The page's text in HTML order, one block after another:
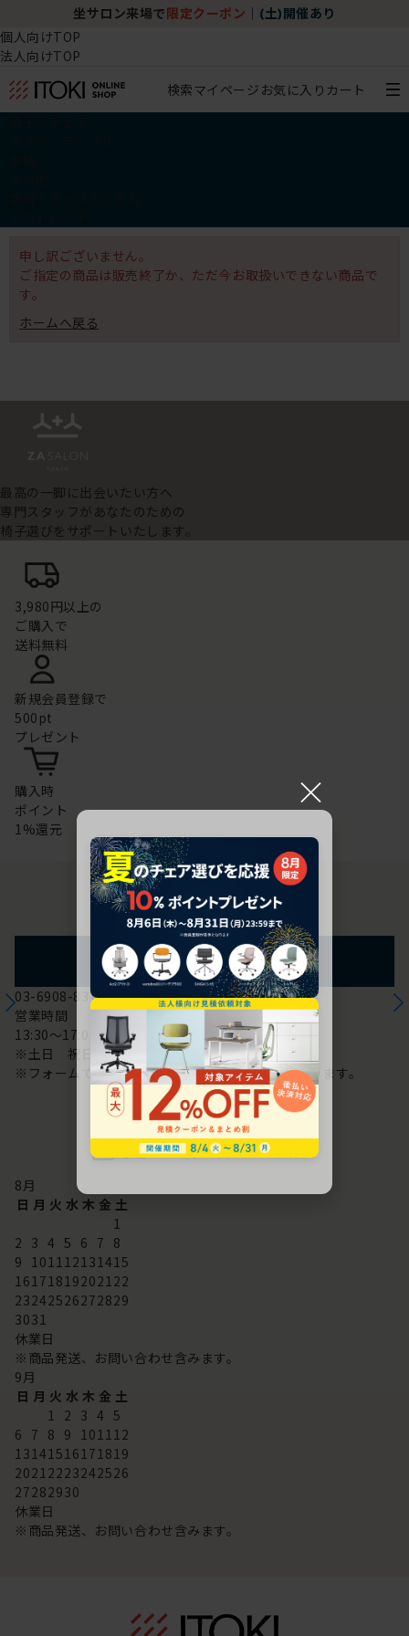
坐サロン来場で 限定クーポン (土)開催あり
個人向けTOP
法人向けTOP
検索マイページ お気に入り カート
申し訳ございません。
ご指定の商品は販売終了か、ただ今お取扱いできない商品で
す。
ホームへ戻る
最高の一脚に出会いたい方へ
専門スタッフがあなたのための
椅子選びをサポートいたします。
3,980円以上の
ご購入で
送料無料
新規会員登録で
500pt
プレゼント
購入時
ポイント
1%還元
お問い合わせ
フォームからのお問い合わせ
03-6908-8370
営業時間
13:30～17:00
※土日 祝日は休み
※フォームでのお問い合わせは24時間対応しております。
配送・お問い合わせ営業日
8月
日 月 火 水 木 金 土
1
2 3 4 5 6 7 8
9 101112131415
16171819202122
23242526272829
3031
休業日
※商品発送、お問い合わせ含みます。
9月
日 月 火 水 木 金 土
1 2 3 4 5
6 7 8 9 101112
13141516171819
20212223242526
27282930
休業日
※商品発送、お問い合わせ含みます。
×